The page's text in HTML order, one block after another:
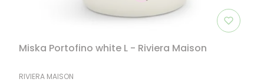
Miska Portofino white L - Riviera Maison
PRODUCENT
RIVIERA MAISON